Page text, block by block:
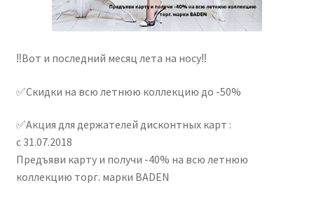
‼Вот и последний месяц лета на носу‼
✅Скидки на всю летнюю коллекцию до -50%
✅Акция для держателей дисконтных карт :
с 31.07.2018
Предъяви карту и получи -40% на всю летнюю
коллекцию торг. марки BADEN